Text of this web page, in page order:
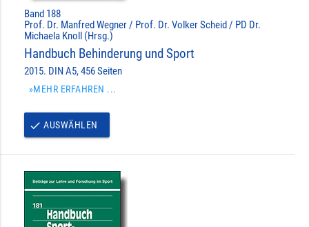
Band 188
Prof. Dr. Manfred Wegner / Prof. Dr. Volker Scheid / PD Dr.
Michaela Knoll (Hrsg.)
Handbuch Behinderung und Sport
2015. DIN A5, 456 Seiten
»MEHR ERFAHREN ...
done AUSWÄHLEN